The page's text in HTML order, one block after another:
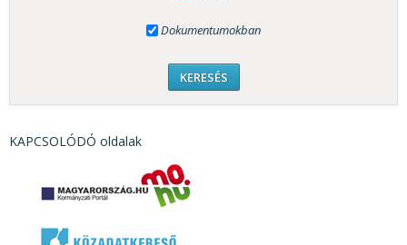
Dokumentumokban
KAPCSOLÓDÓ oldalak